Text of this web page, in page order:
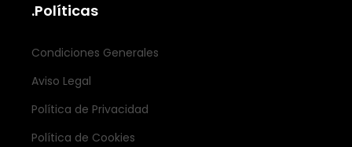
.Políticas
Condiciones Generales
Aviso Legal
Política de Privacidad
Política de Cookies